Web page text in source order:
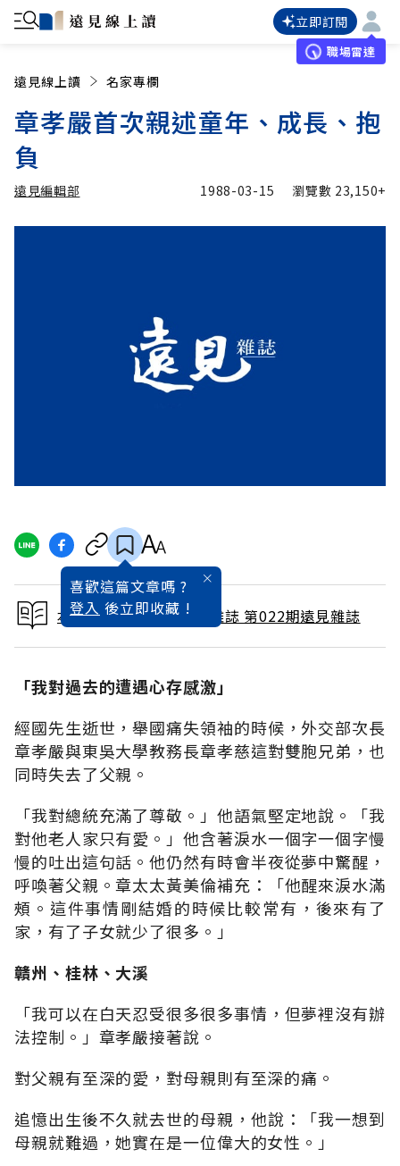
立即訂閱
職場雷達
遠見線上讀 名家專欄
章孝嚴首次親述童年、成長、抱
負
遠見編輯部 1988-03-15 瀏覽數 23,150+
喜歡這篇文章嗎 ?
登入 後立即收藏 !
本文出自 1988 / 4月號雜誌 第022期遠見雜誌
「我對過去的遭遇心存感激」
經國先生逝世，舉國痛失領袖的時候，外交部次長
章孝嚴與東吳大學教務長章孝慈這對雙胞兄弟，也
同時失去了父親。
「我對總統充滿了尊敬。」他語氣堅定地說。「我
對他老人家只有愛。」他含著淚水一個字一個字慢
慢的吐出這句話。他仍然有時會半夜從夢中驚醒，
呼喚著父親。章太太黃美倫補充：「他醒來淚水滿
頰。這件事情剛結婚的時候比較常有，後來有了
家，有了子女就少了很多。」
贛州、桂林、大溪
「我可以在白天忍受很多很多事情，但夢裡沒有辦
法控制。」章孝嚴接著說。
對父親有至深的愛，對母親則有至深的痛。
追憶出生後不久就去世的母親，他說：「我一想到
母親就難過，她實在是一位偉大的女性。」